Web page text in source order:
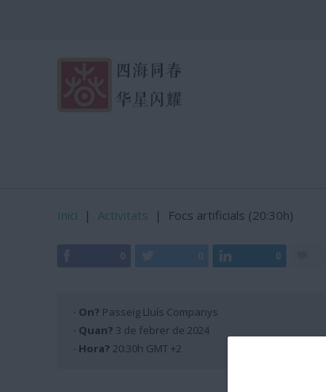
Inici | Activitats | Focs artificials (20:30h)
0
· On? Passeig Lluís Companys
· Quan? 3 de febrer de 2024
· Hora? 20:30h GMT +2